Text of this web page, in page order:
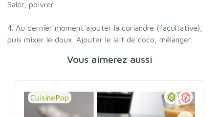
Saler, poivrer.
4. Au dernier moment ajouter la coriandre (facultative),
puis mixer le doux. Ajouter le lait de coco, mélanger.
Vous aimerez aussi
CuisinePop